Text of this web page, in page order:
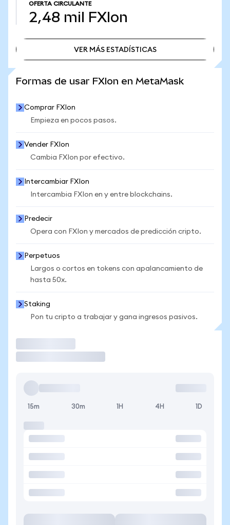
OFERTA CIRCULANTE
2,48 mil FXIon
VER MÁS ESTADÍSTICAS
Formas de usar FXIon en MetaMask
Comprar FXIon
Empieza en pocos pasos.
Vender FXIon
Cambia FXIon por efectivo.
Intercambiar FXIon
Intercambia FXIon en y entre blockchains.
Predecir
Opera con FXIon y mercados de predicción cripto.
Perpetuos
Largos o cortos en tokens con apalancamiento de
hasta 50x.
Staking
Pon tu cripto a trabajar y gana ingresos pasivos.
15m 30m 1H 4H 1D